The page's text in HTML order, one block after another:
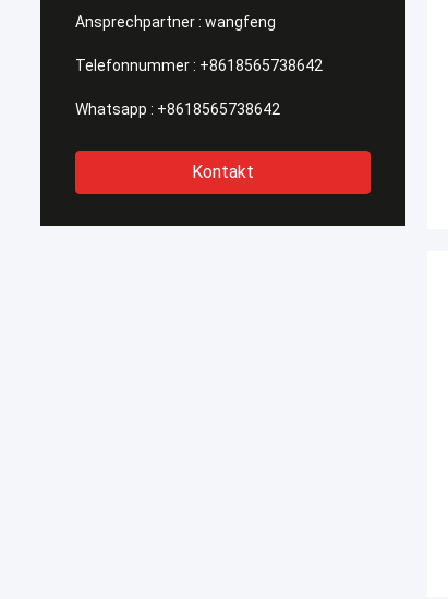
Ansprechpartner : wangfeng
Telefonnummer : +8618565738642
Whatsapp : +8618565738642
Kontakt